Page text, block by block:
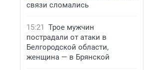
связи сломались
15:21 Трое мужчин
пострадали от атаки в
Белгородской области,
женщина — в Брянской